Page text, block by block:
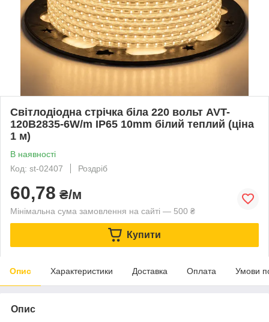
Світлодіодна стрічка біла 220 вольт AVT-
120B2835-6W/m IP65 10mm білий теплий (ціна
1 м)
В наявності
Код: st-02407
Роздріб
60,78 ₴/м
Мінімальна сума замовлення на сайті — 500 ₴
Купити
Опис Характеристики Доставка Оплата Умови
Опис